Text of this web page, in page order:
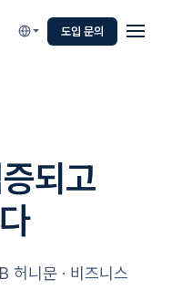
도입 문의
되고
허니문 · 비즈니스